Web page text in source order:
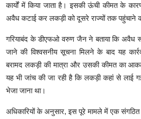
कार्यों में किया जाता है। इसकी ऊंची कीमत के
अवैध कटाई कर लकड़ी को दूसरे राज्यों तक पहुंचाने
गरियाबंद के डीएफओ वरुण जैन ने बताया कि अवैध
जाने की विश्वसनीय सूचना मिलने के बाद यह
बरामद लकड़ी की मात्रा और उसकी कीमत का
यह भी जांच की जा रही है कि लकड़ी कहां से लाई
भेजा जाना था।
अधिकारियों के अनुसार, इस पूरे मामले में एक संगठित